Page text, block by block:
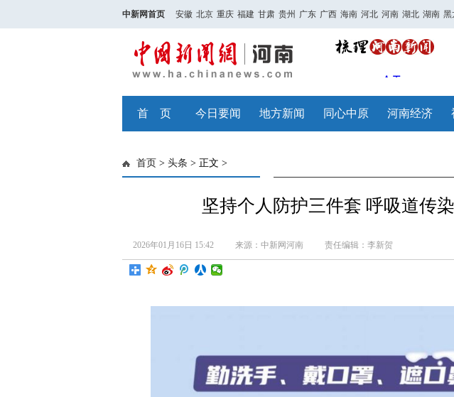
中新网首页 安徽 北京 重庆 福建 甘肃 贵州 广东 广西 海南 河北 河南 湖北 湖南 黑
首 页 今日要闻 地方新闻 同心中原 河南经济
首页 > 头条 > 正文 >
坚持个人防护三件套 呼吸道传
2026年01月16日 15:42 来源：中新网河南 责任编辑：李新贺